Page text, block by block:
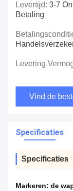
Levertijd: 3-7
Betaling
Levering
Vind de
Specificaties
Specificaties
Markeren: de